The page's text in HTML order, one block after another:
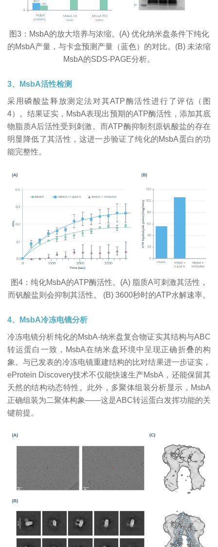
图3：MsbA的放大培养与浓缩。(A) 优化纳米盘条件下纯化
的MsbA产量，与卡盒预测产量（蓝色）的对比。(B) 未浓缩
MsbA的SDS-PAGE分析。
3、MsbA活性检测
采用磷酸盐释放测定法对其ATP酶活性进行了评估（图
4）。结果证实，MsbA表现出预期的ATP酶活性，添加其底
物脂质A后活性受到刺激。而ATP酶抑制剂原钒酸盐的存在
明显降低了其活性，这进一步验证了纯化的MsbA蛋白的功
能完整性。
图4：纯化MsbA的ATP酶活性。(A) 脂质A可刺激其活性，
而钒酸盐则会抑制其活性。 (B) 3600秒时的ATP水解速率。
4、MsbA冷冻电镜分析
冷冻电镜分析纯化的MsbA-纳米盘复合物证实其结构与ABC
转运蛋白一致，MsbA在纳米盘环境中呈现正确折叠的构
象。与已发表的冷冻电镜重建结构的比对结果进一步证实，
eProtein Discovery技术不仅能快速生产MsbA，还能保留其
天然的结构动态特性。此外，多聚体组装分析显示，MsbA
正确组装为二聚体构象——这是ABC转运蛋白发挥功能的关
键前提。